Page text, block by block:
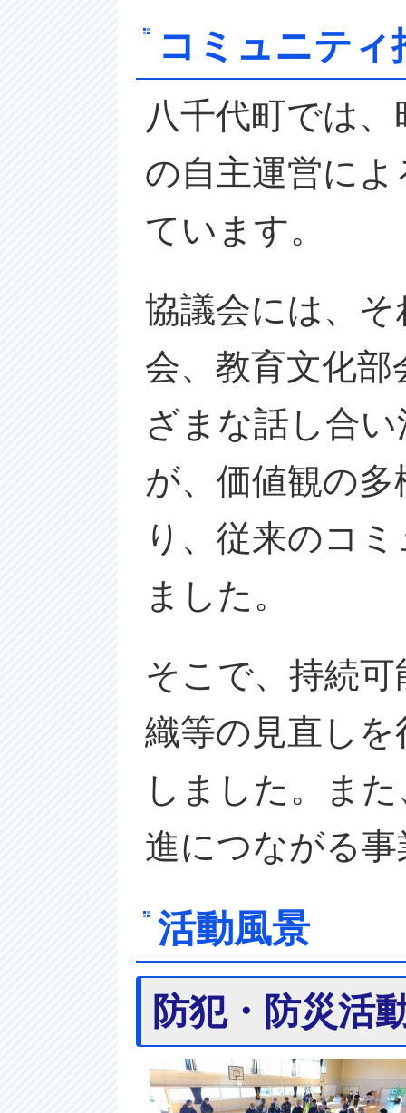
コミュニティ
八千代町では
の自主運営に
ています。
協議会には、
会、教育文化
ざまな話し合
が、価値観の
り、従来のコ
ました。
そこで、持続
織等の見直し
しました。ま
進につながる
活動風景
防犯・防災活